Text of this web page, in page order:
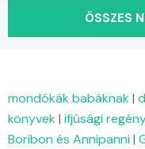
ÖSSZES
mondókák babáknak |
könyvek | ifjúsági
Boribon és Annipanni |